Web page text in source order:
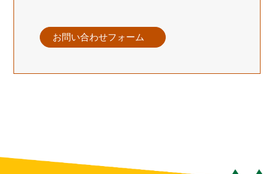
お問い合わせフォーム